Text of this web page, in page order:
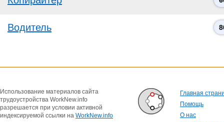
Водитель
Использование материалов сайта
трудоустройства WorkNew.info
разрешается при условии активной
индексируемой ссылки на WorkNew.info
Главная
Помощь
О нас